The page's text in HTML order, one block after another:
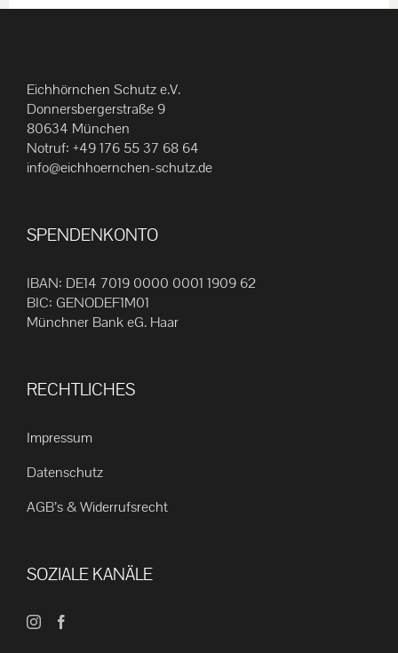
mehrere
Die
Optionen
auf
der
werden
Eichhörnchen Schutz e.V.
Donnersbergerstraße 9
80634 München
Notruf: +49 176 55 37 68 64
info@eichhoernchen-schutz.de
SPENDENKONTO
IBAN: DE14 7019 0000 0001 1909 62
BIC: GENODEF1M01
Münchner Bank eG. Haar
RECHTLICHES
Impressum
Datenschutz
AGB’s & Widerrufsrecht
SOZIALE KANÄLE